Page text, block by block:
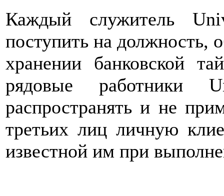
Каждый служитель
поступить на должность,
хранении банковской
рядовые работники
распространять и не
третьих лиц личную
известной им при